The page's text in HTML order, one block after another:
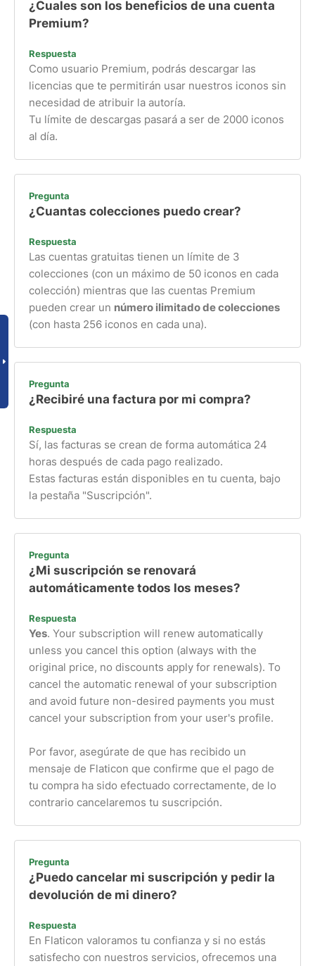
¿Cuales son los beneficios de una cuenta
Premium?
Respuesta
Como usuario Premium, podrás descargar las
licencias que te permitirán usar nuestros iconos sin
necesidad de atribuir la autoría.
Tu límite de descargas pasará a ser de 2000 iconos
al día.
Pregunta
¿Cuantas colecciones puedo crear?
Respuesta
Las cuentas gratuitas tienen un límite de 3
colecciones (con un máximo de 50 iconos en cada
colección) mientras que las cuentas Premium
pueden crear un número ilimitado de colecciones
(con hasta 256 iconos en cada una).
Pregunta
¿Recibiré una factura por mi compra?
Respuesta
Sí, las facturas se crean de forma automática 24
horas después de cada pago realizado.
Estas facturas están disponibles en tu cuenta, bajo
la pestaña "Suscripción".
Pregunta
¿Mi suscripción se renovará
automáticamente todos los meses?
Respuesta
Yes. Your subscription will renew automatically
unless you cancel this option (always with the
original price, no discounts apply for renewals). To
cancel the automatic renewal of your subscription
and avoid future non-desired payments you must
cancel your subscription from your user's profile.
Por favor, asegúrate de que has recibido un
mensaje de Flaticon que confirme que el pago de
tu compra ha sido efectuado correctamente, de lo
contrario cancelaremos tu suscripción.
Pregunta
¿Puedo cancelar mi suscripción y pedir la
devolución de mi dinero?
Respuesta
En Flaticon valoramos tu confianza y si no estás
satisfecho con nuestros servicios, ofrecemos una